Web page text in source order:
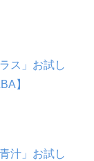
ス」お試し
】
汁」お試し